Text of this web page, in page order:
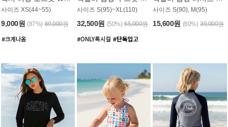
사이즈 XS(44~55)
9,000원 (87%) 69,000원
사이즈 S(95)~XL(110)
32,500원 (50%) 65,000원
사이즈 S(90), M(95)
15,600원 (60%) 39,000원